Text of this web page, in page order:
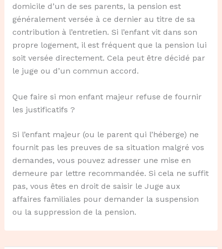
domicile d’un de ses parents, la pension est
généralement versée à ce dernier au titre de sa
contribution à l’entretien. Si l’enfant vit dans son
propre logement, il est fréquent que la pension lui
soit versée directement. Cela peut être décidé par
le juge ou d’un commun accord.
Que faire si mon enfant majeur refuse de fournir
les justificatifs ?
Si l’enfant majeur (ou le parent qui l’héberge) ne
fournit pas les preuves de sa situation malgré vos
demandes, vous pouvez adresser une mise en
demeure par lettre recommandée. Si cela ne suffit
pas, vous êtes en droit de saisir le Juge aux
affaires familiales pour demander la suspension
ou la suppression de la pension.